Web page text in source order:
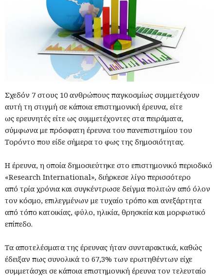
Σχεδόν 7 στους 10 ανθρώπους παγκοσμίως συμμετέχουν
αυτή τη στιγμή σε κάποια επιστημονική έρευνα, είτε
ως ερευνητές είτε ως συμμετέχοντες στα πειράματα,
σύμφωνα με πρόσφατη έρευνα του πανεπιστημίου του
Τορόντο που είδε σήμερα το φως της δημοσιότητας.
Η έρευνα, η οποία δημοσιεύτηκε στο επιστημονικό περιοδικό
«Research International», διήρκεσε λίγο περισσότερο
από τρία χρόνια και συγκέντρωσε δείγμα πολιτών από όλον
τον κόσμο, επιλεγμένων με τυχαίο τρόπο και ανεξάρτητα
από τόπο κατοικίας, φύλο, ηλικία, θρησκεία και μορφωτικό
επίπεδο.
Τα αποτελέσματα της έρευνας ήταν συνταρακτικά, καθώς
έδειξαν πως συνολικά το 67,3% των ερωτηθέντων είχε
συμμετάσχει σε κάποια επιστημονική έρευνα τον τελευταίο